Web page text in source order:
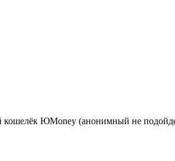
кошелёк ЮMoney (анонимный не